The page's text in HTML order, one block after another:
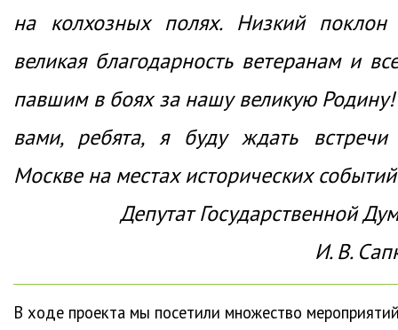
на колхозных полях. Низкий
великая благодарность ветеранам и
павшим в боях за нашу великую
вами, ребята, я буду ждать
Москве на местах исторических
Депутат Государственной
И. В.
В ходе проекта мы посетили множество